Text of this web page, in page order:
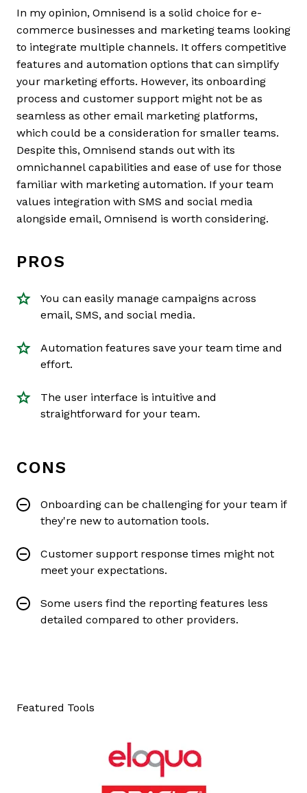
In my opinion, Omnisend is a solid choice for e-
commerce businesses and marketing teams looking
to integrate multiple channels. It offers competitive
features and automation options that can simplify
your marketing efforts. However, its onboarding
process and customer support might not be as
seamless as other email marketing platforms,
which could be a consideration for smaller teams.
Despite this, Omnisend stands out with its
omnichannel capabilities and ease of use for those
familiar with marketing automation. If your team
values integration with SMS and social media
alongside email, Omnisend is worth considering.
PROS
You can easily manage campaigns across
email, SMS, and social media.
Automation features save your team time and
effort.
The user interface is intuitive and
straightforward for your team.
CONS
Onboarding can be challenging for your team if
they're new to automation tools.
Customer support response times might not
meet your expectations.
Some users find the reporting features less
detailed compared to other providers.
Featured Tools